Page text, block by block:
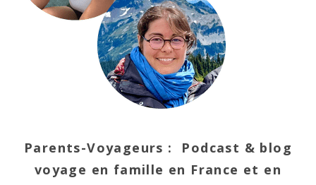
Parents-Voyageurs : Podcast & blog
voyage en famille en France et en